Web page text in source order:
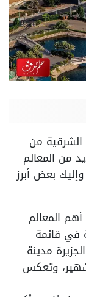
من
من المعالم
وإليك بعض أبرز
المعالم
في قائمة
مدينة
وتعكس